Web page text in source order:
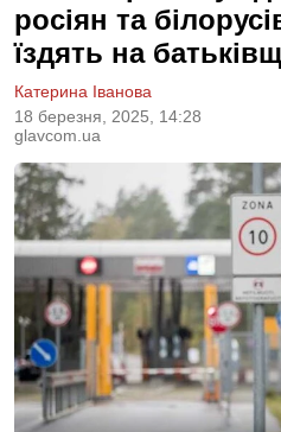
росіян та
їздять на
18 березня, 2025, 14:28
glavcom.ua
Катерина Іванова